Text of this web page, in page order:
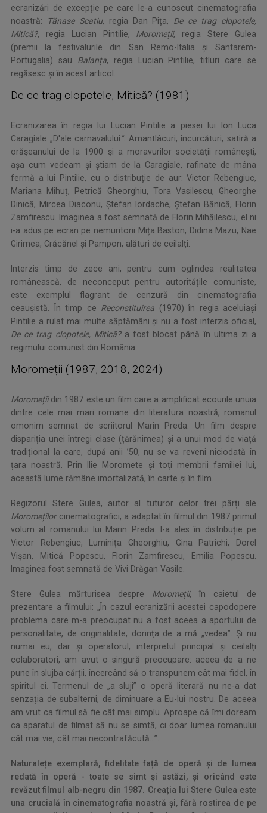
ecranizări de excepție pe care le-a cunoscut cinematografia
noastră:
Tănase Scatiu, regia Dan Pița, De ce trag clopotele,
Mitică?, regia Lucian Pintilie, Moromeții, regia Stere Gulea
(premii la festivalurile din San Remo-Italia și Santarem-
Portugalia) sau Balanța, regia Lucian Pintilie, titluri care se
regăsesc și în acest articol.
De ce trag clopotele, Mitică? (1981)
Ecranizarea în regia lui Lucian Pintilie a piesei lui Ion Luca
Caragiale „D'ale carnavalului ". Amantlâcuri, încurcături, satiră a
orășeanului de la 1900 și a moravurilor societății românești,
așa cum vedeam și știam de la Caragiale, rafinate de mâna
fermă a lui Pintilie, cu o distribuție de aur: Victor Rebengiuc,
Mariana Mihuț, Petrică Gheorghiu, Tora Vasilescu, Gheorghe
Dinică, Mircea Diaconu, Ștefan Iordache, Ștefan Bănică, Florin
Zamfirescu. Imaginea a fost semnată de Florin Mihăilescu, el ni
i-a adus pe ecran pe nemuritorii Mița Baston, Didina Mazu, Nae
Girimea, Crăcănel și Pampon, alături de ceilalți.
Interzis timp de zece ani, pentru cum oglindea realitatea
românească, de neconceput pentru autoritățile comuniste,
este exemplul flagrant de cenzură din cinematografia
ceaușistă. În timp ce Reconstituirea (1970) în regia aceluiași
Pintilie a rulat mai multe săptămâni şi nu a fost interzis oficial,
De ce trag clopotele, Mitică? a fost blocat până în ultima zi a
regimului comunist din România.
Moromeții (1987, 2018, 2024)
Moromețiidin 1987 este un film care a amplificat ecourile unuia
dintre cele mai mari romane din literatura noastră, romanul
omonim semnat de scriitorul Marin Preda. Un film despre
dispariția unei întregi clase (țărănimea) și a unui mod de viață
tradițional la care, după anii ’50, nu se va reveni niciodată în
țara noastră. Prin Ilie Moromete și toți membrii familiei lui,
această lume rămâne imortalizată, în carte și în film.
Regizorul Stere Gulea, autor al tuturor celor trei părți ale
Moromețilorcinematografici, a adaptat în filmul din 1987 primul
volum al romanului lui Marin Preda. I-a ales în distribuție pe
Victor Rebengiuc, Luminița Gheorghiu, Gina Patrichi, Dorel
Vișan, Mitică Popescu, Florin Zamfirescu, Emilia Popescu.
Imaginea fost semnată de Vivi Drăgan Vasile.
Stere Gulea mărturisea despre Moromeții, în caietul de
prezentare a filmului: „În cazul ecranizării acestei capodopere
problema care m-a preocupat nu a fost aceea a aportului de
personalitate, de originalitate, dorința de a mă „vedea”. Și nu
numai eu, dar și operatorul, interpretul principal și ceilalți
colaboratori, am avut o singură preocupare: aceea de a ne
pune în slujba cărții, încercând să o transpunem cât mai fidel, în
spiritul ei. Termenul de „a sluji” o operă literară nu ne-a dat
senzația de subalterni, de diminuare a Eu-lui nostru. De aceea
am vrut ca filmul să fie cât mai simplu. Aproape că îmi doream
ca aparatul de filmat să nu se simtă, ci doar lumea romanului
cât mai vie, cât mai necontrafăcută…”.
Naturalețe exemplară, fidelitate față de operă și de lumea
redată în operă - toate se simt și astăzi, și oricând este
revăzut filmul alb-negru din 1987. Creația lui Stere Gulea este
una crucială în cinematografia noastră și, fără rostirea de pe